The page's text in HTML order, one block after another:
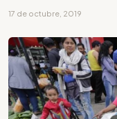
17 de octubre, 2019